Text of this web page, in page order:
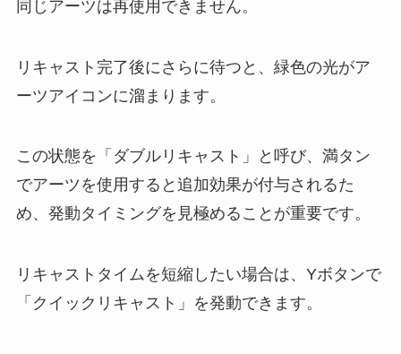
同じアーツは再使用できません。
リキャスト完了後にさらに待つと、緑色の光がア
ーツアイコンに溜まります。
この状態を「ダブルリキャスト」と呼び、満タン
でアーツを使用すると追加効果が付与されるた
め、発動タイミングを見極めることが重要です。
リキャストタイムを短縮したい場合は、Yボタンで
「クイックリキャスト」を発動できます。